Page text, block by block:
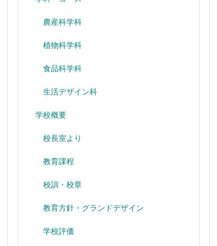
農産科学科
植物科学科
食品科学科
生活デザイン科
学校概要
校長室より
教育課程
校訓・校章
教育方針・グランドデザイン
学校評価